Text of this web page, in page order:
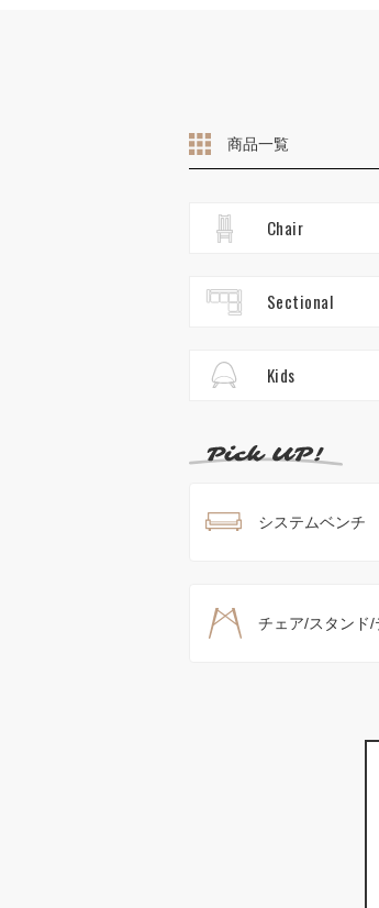
商品一覧
Chair
Sectional
Kids
システムベンチ
チェア/スタンド